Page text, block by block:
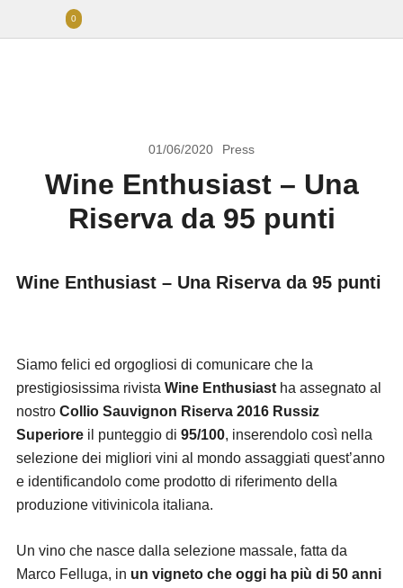
0
01/06/2020 Press
Wine Enthusiast – Una
Riserva da 95 punti
Wine Enthusiast – Una Riserva da 95 punti
Siamo felici ed orgogliosi di comunicare che la
prestigiosissima rivista Wine Enthusiast ha assegnato al
nostro Collio Sauvignon Riserva 2016 Russiz
Superioreil punteggio di 95/100, inserendolo così nella
selezione dei migliori vini al mondo assaggiati quest’anno
e identificandolo come prodotto di riferimento della
produzione vitivinicola italiana.
Un vino che nasce dalla selezione massale, fatta da
Marco Felluga, in un vigneto che oggi ha più di 50 anni